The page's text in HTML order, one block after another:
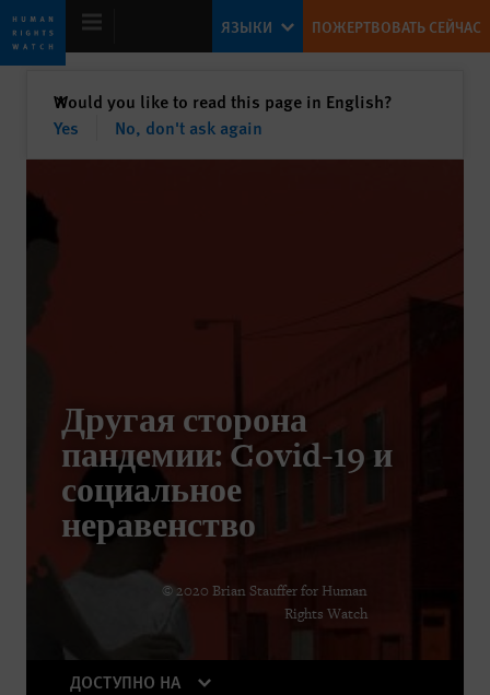
Skip
to
cookie
privacy
Skip
to
main
content
Всемирный доклад – 2021
The Other Pandemic: Fighting
Inequality as We Beat Back Covid
ЯЗЫКИ ПОЖЕРТВОВАТЬ СЕЙЧАС
Would you like to read this page in English?
Yes
No, don't ask again
✕закрыть
Другая сторона
пандемии: Covid-19 и
социальное
неравенство
© 2020 Brian Stauffer for Human
Rights Watch
ДОСТУПНО НА